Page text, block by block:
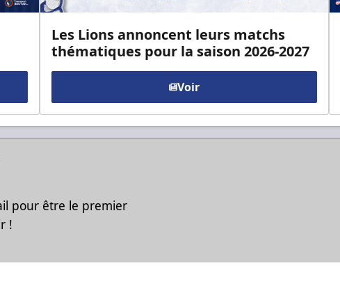
Les Lions annoncent leurs matchs
thématiques pour la saison 2026-2027
Voir
pour être le premier
!